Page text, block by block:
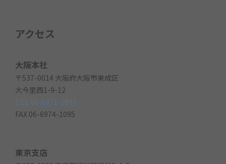
アクセス
大阪本社
〒537-0014 大阪府大阪市東成区
大今里西1-9-12
TEL 06-6971-3897
FAX 06-6974-1095
東京支店